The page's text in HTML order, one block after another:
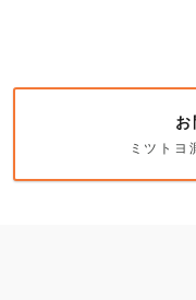
ミツトヨ